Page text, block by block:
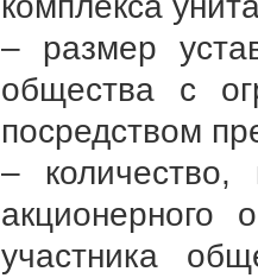
– размер
общества с
посредством
– количество,
акционерного
участника